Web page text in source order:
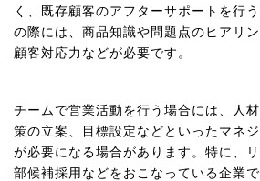
く、既存顧客のアフターサポートを行
の際には、商品知識や問題点のヒアリ
顧客対応力などが必要です。
チームで営業活動を行う場合には、人
策の立案、目標設定などといったマネ
が必要になる場合があります。特に、
部候補採用などをおこなっている企業